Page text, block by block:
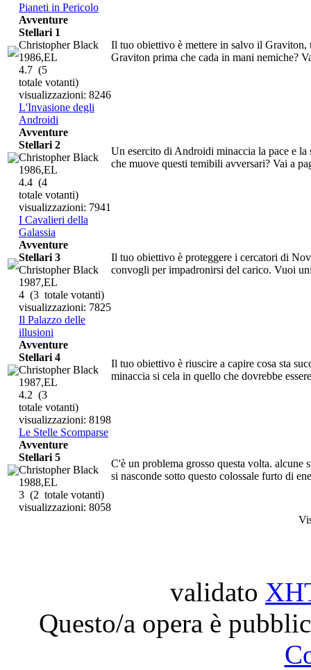
Pianeti in Pericolo
Il tuo obiettivo è mettere in salvo il
Graviton prima che cada in mani nemiche?
Avventure
Stellari 1
Christopher Black
1986,EL
4.7 (5
totale votanti)
visualizzazioni: 8246
L'Invasione degli
Androidi
Un esercito di Androidi minaccia la pace e
che muove questi temibili avversari? Vai a
Avventure
Stellari 2
Christopher Black
1986,EL
4.4 (4
totale votanti)
visualizzazioni: 7941
I Cavalieri della
Galassia
Il tuo obiettivo è proteggere i cercatori di
convogli per impadronirsi del carico. Vuoi
Avventure
Stellari 3
Christopher Black
1987,EL
4 (3 totale votanti)
visualizzazioni: 7825
Il Palazzo delle
illusioni
Il tuo obiettivo è riuscire a capire cosa sta
minaccia si cela in quello che dovrebbe
Avventure
Stellari 4
Christopher Black
1987,EL
4.2 (3
totale votanti)
visualizzazioni: 8198
Le Stelle Scomparse
C'è un problema grosso questa volta. alcune
si nasconde sotto questo colossale furto di
Avventure
Stellari 5
Christopher Black
1988,EL
3 (2 totale votanti)
visualizzazioni: 8058
validato
Questo/a opera è